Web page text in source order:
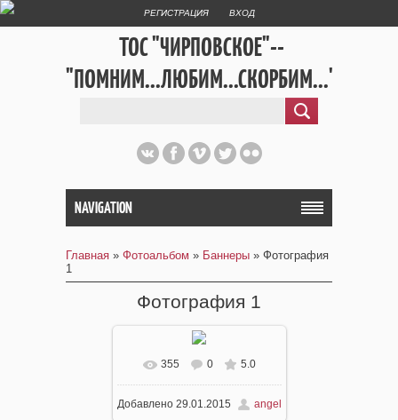
РЕГИСТРАЦИЯ ВХОД
ТОС "ЧИРПОВСКОЕ"--
"ПОМНИМ...ЛЮБИМ...СКОРБИМ..."
NAVIGATION
Главная » Фотоальбом » Баннеры » Фотография
1
Фотография 1
В реальном размере
960x720/ 137.9Kb
355 0 5.0
Добавлено29.01.2015 angel